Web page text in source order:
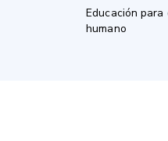
Educación
humano